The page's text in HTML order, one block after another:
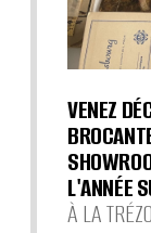
VENEZ
L'ANNÉE
À LA